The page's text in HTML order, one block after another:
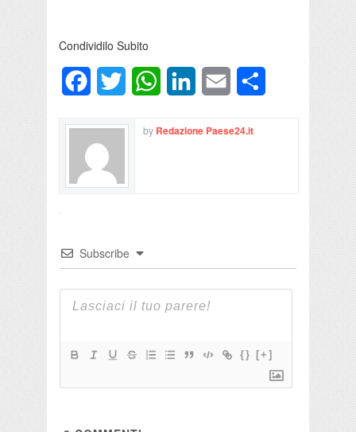
Condividilo Subito
FacebookTwitter WhatsAppLinkedInEmail
by Redazione Paese24.it
Subscribe
{} [+]